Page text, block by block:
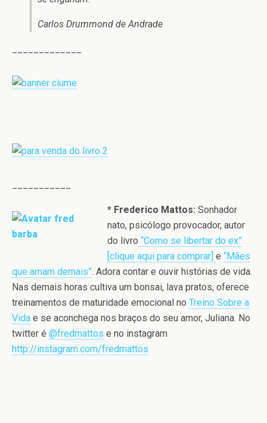
Carlos Drummond de Andrade
* Frederico Mattos: Sonhador
nato, psicólogo provocador, autor
do livro “Como se libertar do ex”
[clique aqui para comprar] e “Mães
que amam demais”. Adora contar e ouvir histórias de vida.
Nas demais horas cultiva um bonsai, lava pratos, oferece
treinamentos de maturidade emocional no Treino Sobre a
Vida e se aconchega nos braços do seu amor, Juliana. No
twitter é @fredmattos e no instagram
http://instagram.com/fredmattos